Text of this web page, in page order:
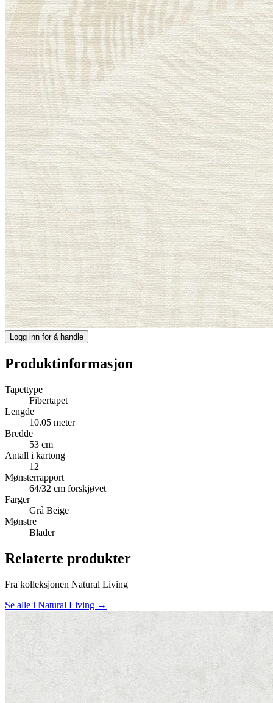
Logg inn for å handle
Produktinformasjon
Tapettype
Fibertapet
Lengde
10.05 meter
Bredde
53 cm
Antall i kartong
12
Mønsterrapport
64/32 cm forskjøvet
Farger
Grå Beige
Mønstre
Blader
Relaterte produkter
Fra kolleksjonen Natural Living
Se alle i Natural Living →